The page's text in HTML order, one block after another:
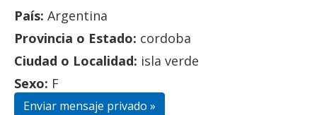
País: Argentina
Provincia o Estado: cordoba
Ciudad o Localidad: isla verde
Sexo: F
Enviar mensaje privado »